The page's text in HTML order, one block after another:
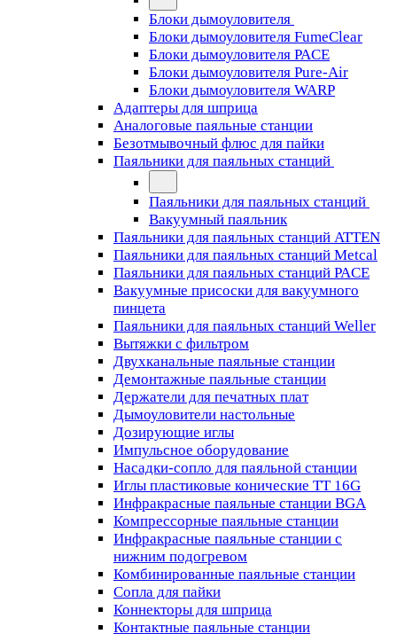
Блоки дымоуловителя
Блоки дымоуловителя FumeClear
Блоки дымоуловителя PACE
Блоки дымоуловителя Pure-Air
Блоки дымоуловителя WARP
Адаптеры для шприца
Аналоговые паяльные станции
Безотмывочный флюс для пайки
Паяльники для паяльных станций
Паяльники для паяльных станций
Вакуумный паяльник
Паяльники для паяльных станций ATTEN
Паяльники для паяльных станций Metcal
Паяльники для паяльных станций PACE
Вакуумные присоски для вакуумного
пинцета
Паяльники для паяльных станций Weller
Вытяжки с фильтром
Двухканальные паяльные станции
Демонтажные паяльные станции
Держатели для печатных плат
Дымоуловители настольные
Дозирующие иглы
Импульсное оборудование
Насадки-сопло для паяльной станции
Иглы пластиковые конические TT 16G
Инфракрасные паяльные станции BGA
Компрессорные паяльные станции
Инфракрасные паяльные станции с
нижним подогревом
Комбинированные паяльные станции
Сопла для пайки
Коннекторы для шприца
Контактные паяльные станции